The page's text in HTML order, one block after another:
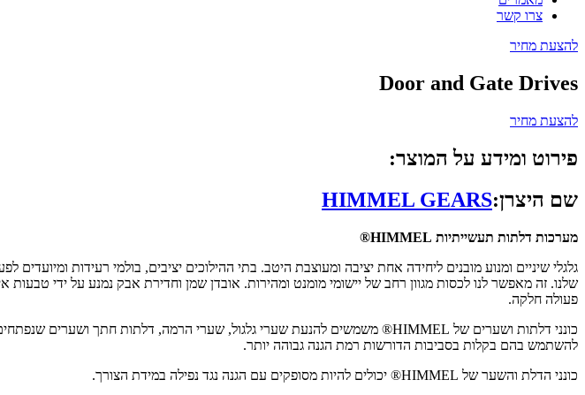
צרו קשר
להצעת מחיר
Door and Gate Drives
להצעת מחיר
פירוט ומידע על המוצר:
שם היצרן:HIMMEL GEARS
מערכות דלתות תעשייתיות HIMMEL®
גלגלי שיניים ומנוע מובנים ליחידה אחת יציבה ומעוצבת היטב. בתי ההילוכים יציבים, בולמי רעידות
שלנו. זה מאפשר לנו לכסות מגוון רחב של יישומי מומנט ומהירות. אובדן שמן וחדירת אבק נמנע על ידי
פעולה חלקה.
להשתמש בהם בקלות בסביבות הדורשות רמת הגנה גבוהה יותר.
כונני הדלת והשער של HIMMEL® יכולים להיות מסופקים עם הגנה נגד נפילה במידת הצורך.